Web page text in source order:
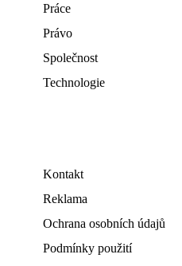
Práce
Právo
Společnost
Technologie
Kontakt
Reklama
Ochrana osobních údajů
Podmínky použití